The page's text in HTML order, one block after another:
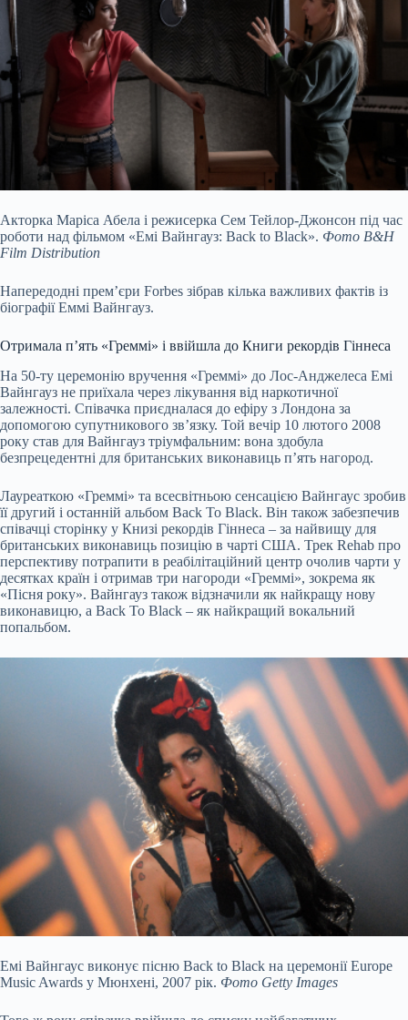
Акторка Маріса Абела і режисерка Сем Тейлор-Джонсон під час
роботи над фільмом «Емі Вайнгауз: Back to Black». Фото B&H
Film Distribution
Напередодні прем’єри Forbes зібрав кілька важливих фактів із
біографії Еммі Вайнгауз.
Отримала п’ять «Греммі» і ввійшла до Книги рекордів Гіннеса
На 50-ту церемонію вручення «Греммі» до Лос-Анджелеса Емі
Вайнгауз не приїхала через лікування від наркотичної
залежності. Співачка приєдналася до ефіру з Лондона за
допомогою супутникового зв’язку. Той вечір 10 лютого 2008
року став для Вайнгауз тріумфальним: вона здобула
безпрецедентні для британських виконавиць п’ять нагород.
Лауреаткою «Греммі» та всесвітньою сенсацією Вайнгаус зробив
її другий і останній альбом Back To Black. Він також забезпечив
співачці сторінку у Книзі рекордів Гіннеса – за найвищу для
британських виконавиць позицію в чарті США. Трек Rehab про
перспективу потрапити в реабілітаційний центр очолив чарти у
десятках країн і отримав три нагороди «Греммі», зокрема як
«Пісня року». Вайнгауз також відзначили як найкращу нову
виконавицю, а Back To Black – як найкращий вокальний
попальбом.
Емі Вайнгаус виконує пісню Back to Black на церемонії Europe
Music Awards у Мюнхені, 2007 рік. Фото Getty Images